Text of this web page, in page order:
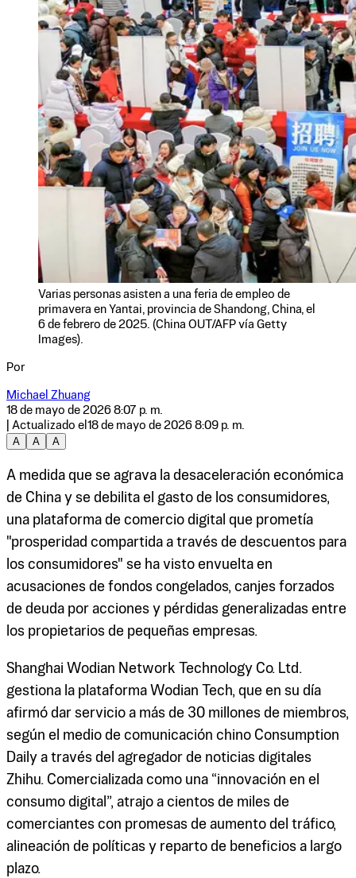
Varias personas asisten a una feria de empleo de
primavera en Yantai, provincia de Shandong, China, el
6 de febrero de 2025. (China OUT/AFP vía Getty
Images).
Por
Michael Zhuang
18 de mayo de 2026 8:07 p. m.
| Actualizado el 18 de mayo de 2026 8:09 p. m.
A
A A
A medida que se agrava la desaceleración económica
de China y se debilita el gasto de los consumidores,
una plataforma de comercio digital que prometía
"prosperidad compartida a través de descuentos para
los consumidores" se ha visto envuelta en
acusaciones de fondos congelados, canjes forzados
de deuda por acciones y pérdidas generalizadas entre
los propietarios de pequeñas empresas.
Shanghai Wodian Network Technology Co. Ltd.
gestiona la plataforma Wodian Tech, que en su día
afirmó dar servicio a más de 30 millones de miembros,
según el medio de comunicación chino Consumption
Daily a través del agregador de noticias digitales
Zhihu. Comercializada como una “innovación en el
consumo digital”, atrajo a cientos de miles de
comerciantes con promesas de aumento del tráfico,
alineación de políticas y reparto de beneficios a largo
plazo.